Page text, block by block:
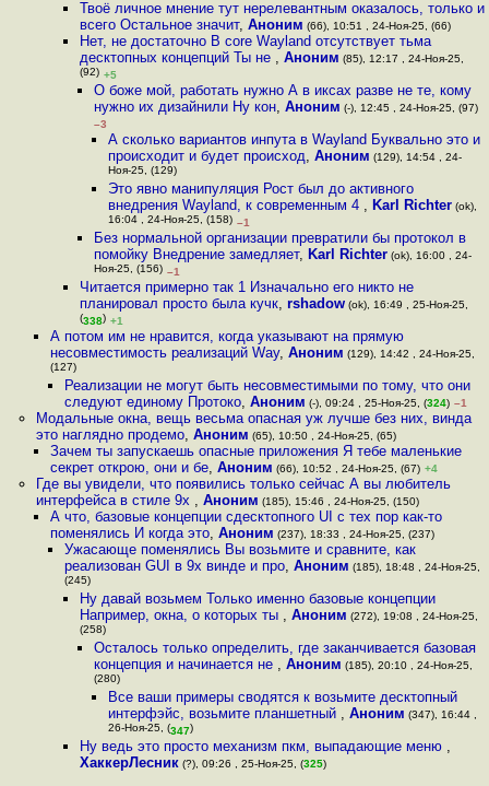
Твоё личное мнение тут нерелевантным оказалось, только и
всего Остальное значит, Аноним (66), 10:51 , 24-Ноя-25, (66)
Нет, не достаточно В core Wayland отсутствует тьма
десктопных концепций Ты не , Аноним (85), 12:17 , 24-Ноя-25,
(92) +5
О боже мой, работать нужно А в иксах разве не те, кому
нужно их дизайнили Ну кон, Аноним (-), 12:45 , 24-Ноя-25, (97)
–3
А сколько вариантов инпута в Wayland Буквально это и
происходит и будет происход,Аноним (129), 14:54 , 24-
Ноя-25, (129)
Это явно манипуляция Рост был до активного
внедрения Wayland, к современным 4 , Karl Richter (ok),
16:04 , 24-Ноя-25, (158) –1
Без нормальной организации превратили бы протокол в
помойку Внедрение замедляет, Karl Richter(ok), 16:00 , 24-
Ноя-25, (156) –1
Читается примерно так 1 Изначально его никто не
планировал просто была кучк, rshadow(ok), 16:49 , 25-Ноя-25,
(338) +1
А потом им не нравится, когда указывают на прямую
несовместимость реализаций Way, Аноним (129), 14:42 , 24-Ноя-25,
(127)
Реализации не могут быть несовместимыми по тому, что они
следуют единому Протоко,Аноним (-), 09:24 , 25-Ноя-25, (324) –1
Модальные окна, вещь весьма опасная уж лучше без них, винда
это наглядно продемо, Аноним (65), 10:50 , 24-Ноя-25, (65)
Зачем ты запускаешь опасные приложения Я тебе маленькие
секрет открою, они и бе, Аноним (66), 10:52 , 24-Ноя-25, (67) +4
Где вы увидели, что появились только сейчас А вы любитель
интерфейса в стиле 9x , Аноним (185), 15:46 , 24-Ноя-25, (150)
А что, базовые концепции сдесктопного UI с тех пор как-то
поменялись И когда это, Аноним (237), 18:33 , 24-Ноя-25, (237)
Ужасающе поменялись Вы возьмите и сравните, как
реализован GUI в 9x винде и про,Аноним (185), 18:48 , 24-Ноя-25,
(245)
Ну давай возьмем Только именно базовые концепции
Например, окна, о которых ты , Аноним (272), 19:08 , 24-Ноя-25,
(258)
Осталось только определить, где заканчивается базовая
концепция и начинается не , Аноним (185), 20:10 , 24-Ноя-25,
(280)
Все ваши примеры сводятся к возьмите десктопный
интерфэйс, возьмите планшетный ,Аноним (347), 16:44 ,
26-Ноя-25, (347)
Ну ведь это просто механизм пкм, выпадающие меню ,
ХаккерЛесник(?), 09:26 , 25-Ноя-25, (325)